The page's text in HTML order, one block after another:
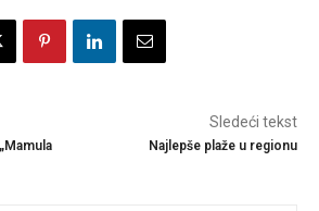
Sledeći tekst
Najlepše plaže u regionu